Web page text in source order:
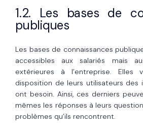
1.2. Les bases de
publiques
Les bases de connaissances
accessibles aux salariés mais
extérieures à l’entreprise.
disposition de leurs utilisateurs des
ont besoin. Ainsi, ces derniers
mêmes les réponses à leurs
problèmes qu’ils rencontrent.